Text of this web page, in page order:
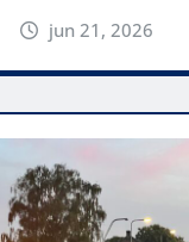
jun 21, 2026